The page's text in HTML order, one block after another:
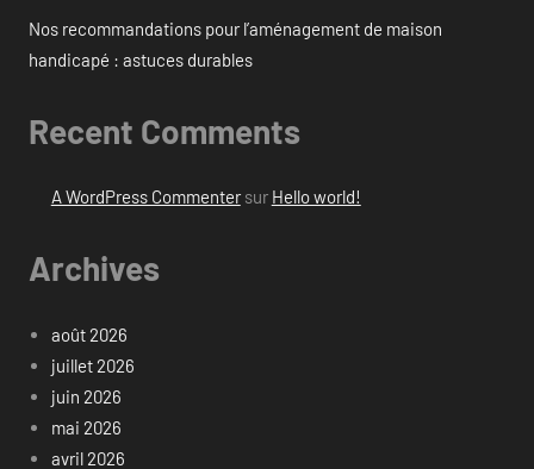
Nos recommandations pour l’aménagement de maison
handicapé : astuces durables
Recent Comments
A WordPress Commentersur Hello world!
Archives
août 2026
juillet 2026
juin 2026
mai 2026
avril 2026